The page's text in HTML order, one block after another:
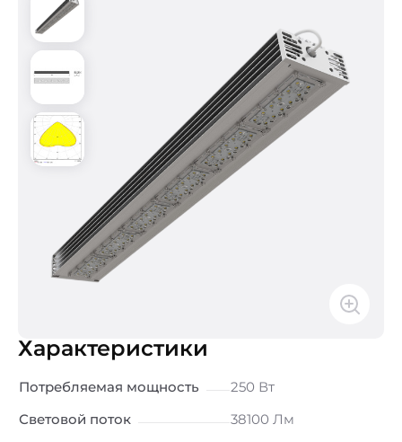
Характеристики
Потребляемая мощность
250 Вт
Световой поток
38100 Лм